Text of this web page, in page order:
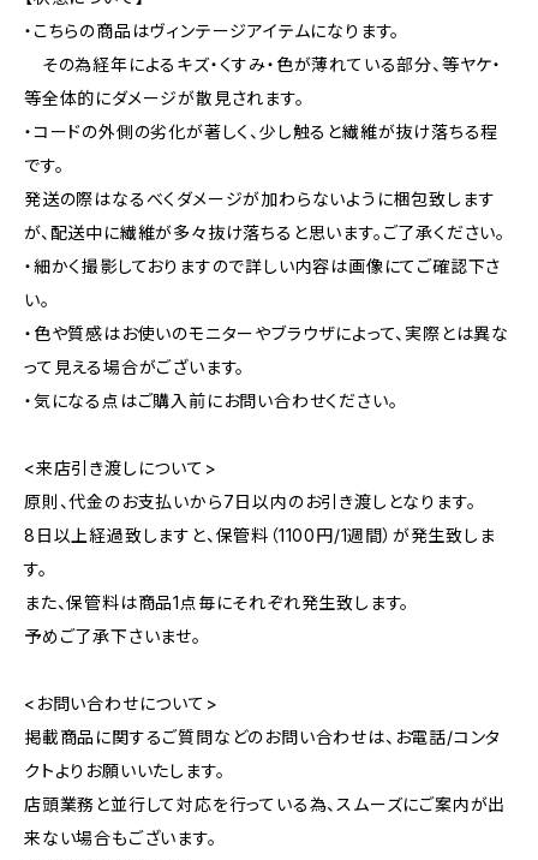
・こちらの商品はヴィンテージアイテムになります。
その為経年によるキズ・くすみ・色が薄れている部分、等ヤケ・
等全体的にダメージが散見されます。
・コードの外側の劣化が著しく、少し触ると繊維が抜け落ちる程
です。
発送の際はなるべくダメージが加わらないように梱包致します
が、配送中に繊維が多々抜け落ちると思います。ご了承ください。
・細かく撮影しておりますので詳しい内容は画像にてご確認下さ
い。
・色や質感はお使いのモニターやブラウザによって、実際とは異な
って見える場合がございます。
・気になる点はご購入前にお問い合わせください。
<来店引き渡しについて>
原則、代金のお支払いから7日以内のお引き渡しとなります。
8日以上経過致しますと、保管料（1100円/1週間）が発生致しま
す。
また、保管料は商品1点毎にそれぞれ発生致します。
予めご了承下さいませ。
<お問い合わせについて>
掲載商品に関するご質問などのお問い合わせは、お電話/コンタ
クトよりお願いいたします。
店頭業務と並行して対応を行っている為、スムーズにご案内が出
来ない場合もございます。